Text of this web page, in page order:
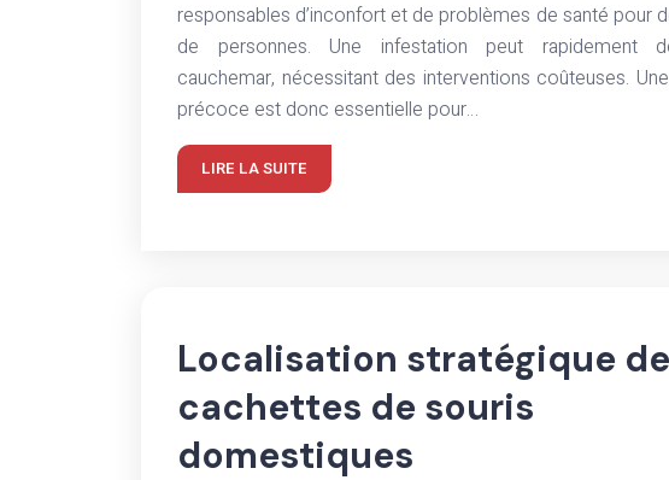
responsables d’inconfort et de problèmes de santé pour
de personnes. Une infestation peut rapidement
cauchemar, nécessitant des interventions coûteuses.
précoce est donc essentielle pour…
LIRE LA SUITE
Localisation stratégique
cachettes de souris
domestiques